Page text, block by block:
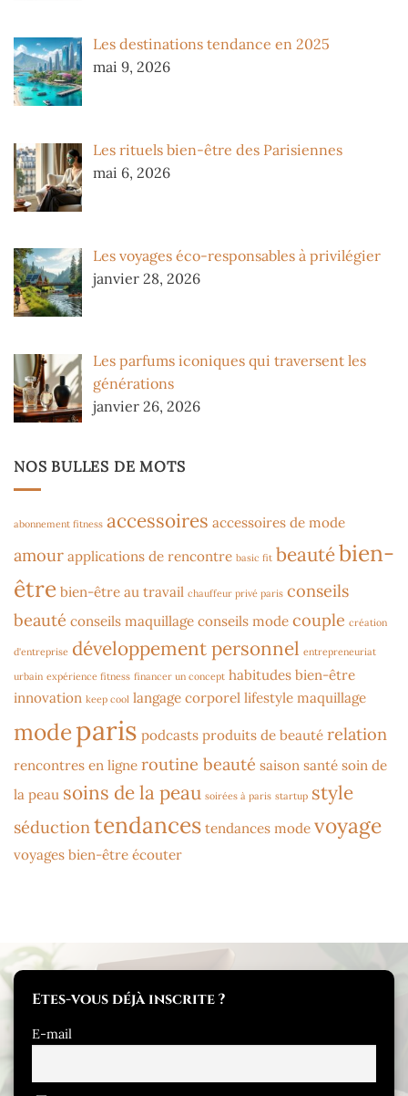
Les destinations tendance en 2025
mai 9, 2026
Les rituels bien-être des Parisiennes
mai 6, 2026
Les voyages éco-responsables à privilégier
janvier 28, 2026
Les parfums iconiques qui traversent les
générations
janvier 26, 2026
NOS BULLES DE MOTS
abonnement fitness accessoires accessoires de mode
amour applications de rencontre basic fit beautébien-
être bien-être au travail chauffeur privé paris conseils
beauté conseils maquillage conseils mode couple création
d'entreprise développement personnel entrepreneuriat
urbain expérience fitness financer un concept habitudes bien-être
innovation keep cool langage corporel lifestyle maquillage
modeparis podcasts produits de beauté relation
rencontres en ligne routine beauté saison santé soin de
la peau soins de la peau soirées à paris startup style
séductiontendances tendances mode voyage
voyages bien-être écouter
Etes-vous déjà inscrite ?
E-mail